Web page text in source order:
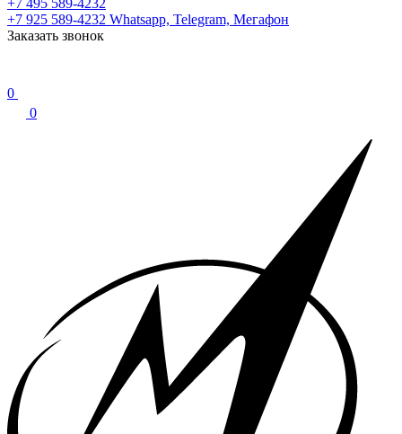
+7 495 589-4232
+7 925 589-4232 Whatsapp, Telegram, Мегафон
Заказать звонок
0
0